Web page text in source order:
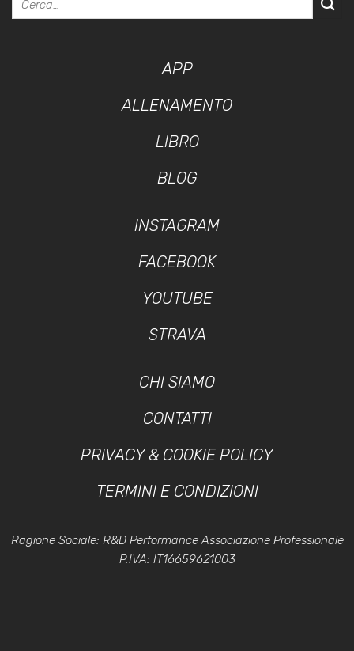
APP
ALLENAMENTO
LIBRO
BLOG
INSTAGRAM
FACEBOOK
YOUTUBE
STRAVA
CHI SIAMO
CONTATTI
PRIVACY & COOKIE POLICY
TERMINI E CONDIZIONI
Ragione Sociale: R&D Performance Associazione Professionale
P.IVA: IT16659621003